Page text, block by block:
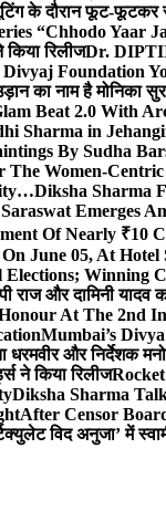
के दौरान फूट-फूटकर
“Chhodo Yaar
किया रिलीजDr. DIPTII
Foundation
का नाम है मोनिका
Beat 2.0 With
Sharma in
By Sudha
The Women-
Diksha Sharma
Emerges
Of Nearly
June 05, At
Winning
राज और दामिनी यादव
Honour At The 2nd
Mumbai’s
धरमवीर और निर्देशक
ने किया रिलीज
Diksha Sharma
After Censor
विद अनुजा’ में